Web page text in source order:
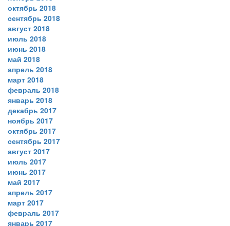
октябрь 2018
сентябрь 2018
август 2018
июль 2018
июнь 2018
май 2018
апрель 2018
март 2018
февраль 2018
январь 2018
декабрь 2017
ноябрь 2017
октябрь 2017
сентябрь 2017
август 2017
июль 2017
июнь 2017
май 2017
апрель 2017
март 2017
февраль 2017
январь 2017